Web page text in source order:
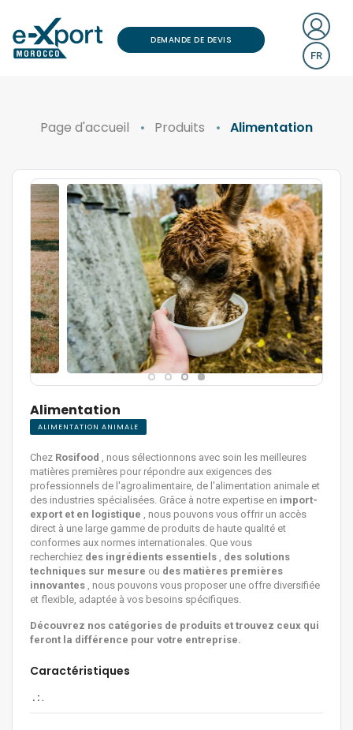
DEMANDE DE DEVIS
FR
Page d'accueil Produits Alimentation
Alimentation
ALIMENTATION ANIMALE
Chez Rosifood
, nous sélectionnons avec soin les meilleures
matières premières pour répondre aux exigences des
professionnels de l'agroalimentaire, de l'alimentation animale et
des industries spécialisées. Grâce à notre expertise en import-
export et en logistique , nous pouvons vous offrir un accès
direct à une large gamme de produits de haute qualité et
conformes aux normes internationales. Que vous
recherchiez des ingrédients essentiels
des solutions
techniques sur mesure ou des matières premières
innovantes , nous pouvons vous proposer une offre diversifiée
et flexible, adaptée à vos besoins spécifiques.
Découvrez nos catégories de produits et trouvez ceux qui
feront la différence pour votre entreprise.
Caractéristiques
. :.